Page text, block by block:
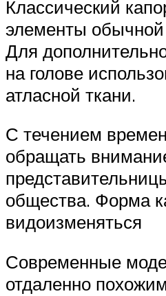
Классический
элементы
Для
на голове
атласной ткани.
С течением
обращать
общества. Форма
видоизменяться
Современные
отдаленно